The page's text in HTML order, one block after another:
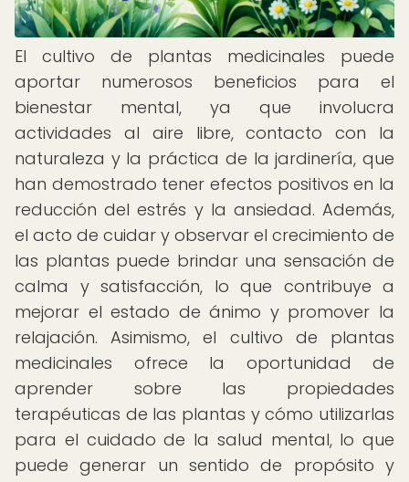
El cultivo de plantas medicinales puede
aportar numerosos beneficios para el
bienestar mental, ya que involucra
actividades al aire libre, contacto con la
naturaleza y la práctica de la jardinería, que
han demostrado tener efectos positivos en la
reducción del estrés y la ansiedad. Además,
el acto de cuidar y observar el crecimiento de
las plantas puede brindar una sensación de
calma y satisfacción, lo que contribuye a
mejorar el estado de ánimo y promover la
relajación. Asimismo, el cultivo de plantas
medicinales ofrece la oportunidad de
aprender sobre las propiedades
terapéuticas de las plantas y cómo utilizarlas
para el cuidado de la salud mental, lo que
puede generar un sentido de propósito y